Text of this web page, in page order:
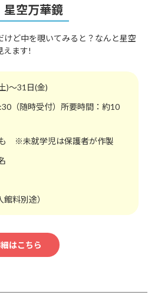
星空万華鏡
けど中を覗いてみると？なんと星空
えます!
)～31日(金)
（随時受付）所要時間：約10
※未就学児は保護者が作製
料別途）
はこちら